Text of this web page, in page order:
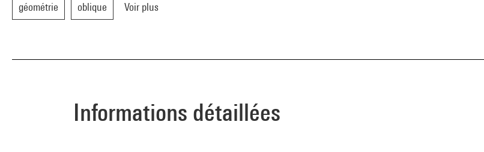
géométrie oblique Voir plus
Informations détaillées